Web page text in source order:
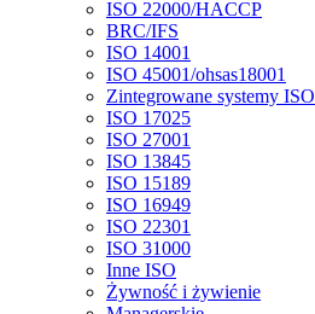
ISO 22000/HACCP
BRC/IFS
ISO 14001
ISO 45001/ohsas18001
Zintegrowane systemy ISO
ISO 17025
ISO 27001
ISO 13845
ISO 15189
ISO 16949
ISO 22301
ISO 31000
Inne ISO
Żywność i żywienie